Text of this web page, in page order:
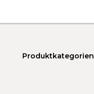
Produktkategorien